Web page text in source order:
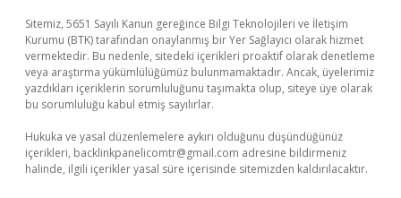
Sitemiz, 5651 Sayılı Kanun gereğince Bilgi Teknolojileri ve İletişim
Kurumu (BTK) tarafından onaylanmış bir Yer Sağlayıcı olarak hizmet
vermektedir. Bu nedenle, sitedeki içerikleri proaktif olarak denetleme
veya araştırma yükümlülüğümüz bulunmamaktadır. Ancak, üyelerimiz
yazdıkları içeriklerin sorumluluğunu taşımakta olup, siteye üye olarak
bu sorumluluğu kabul etmiş sayılırlar.
Hukuka ve yasal düzenlemelere aykırı olduğunu düşündüğünüz
içerikleri, backlinkpanelicomtr@gmail.com adresine bildirmeniz
halinde, ilgili içerikler yasal süre içerisinde sitemizden kaldırılacaktır.